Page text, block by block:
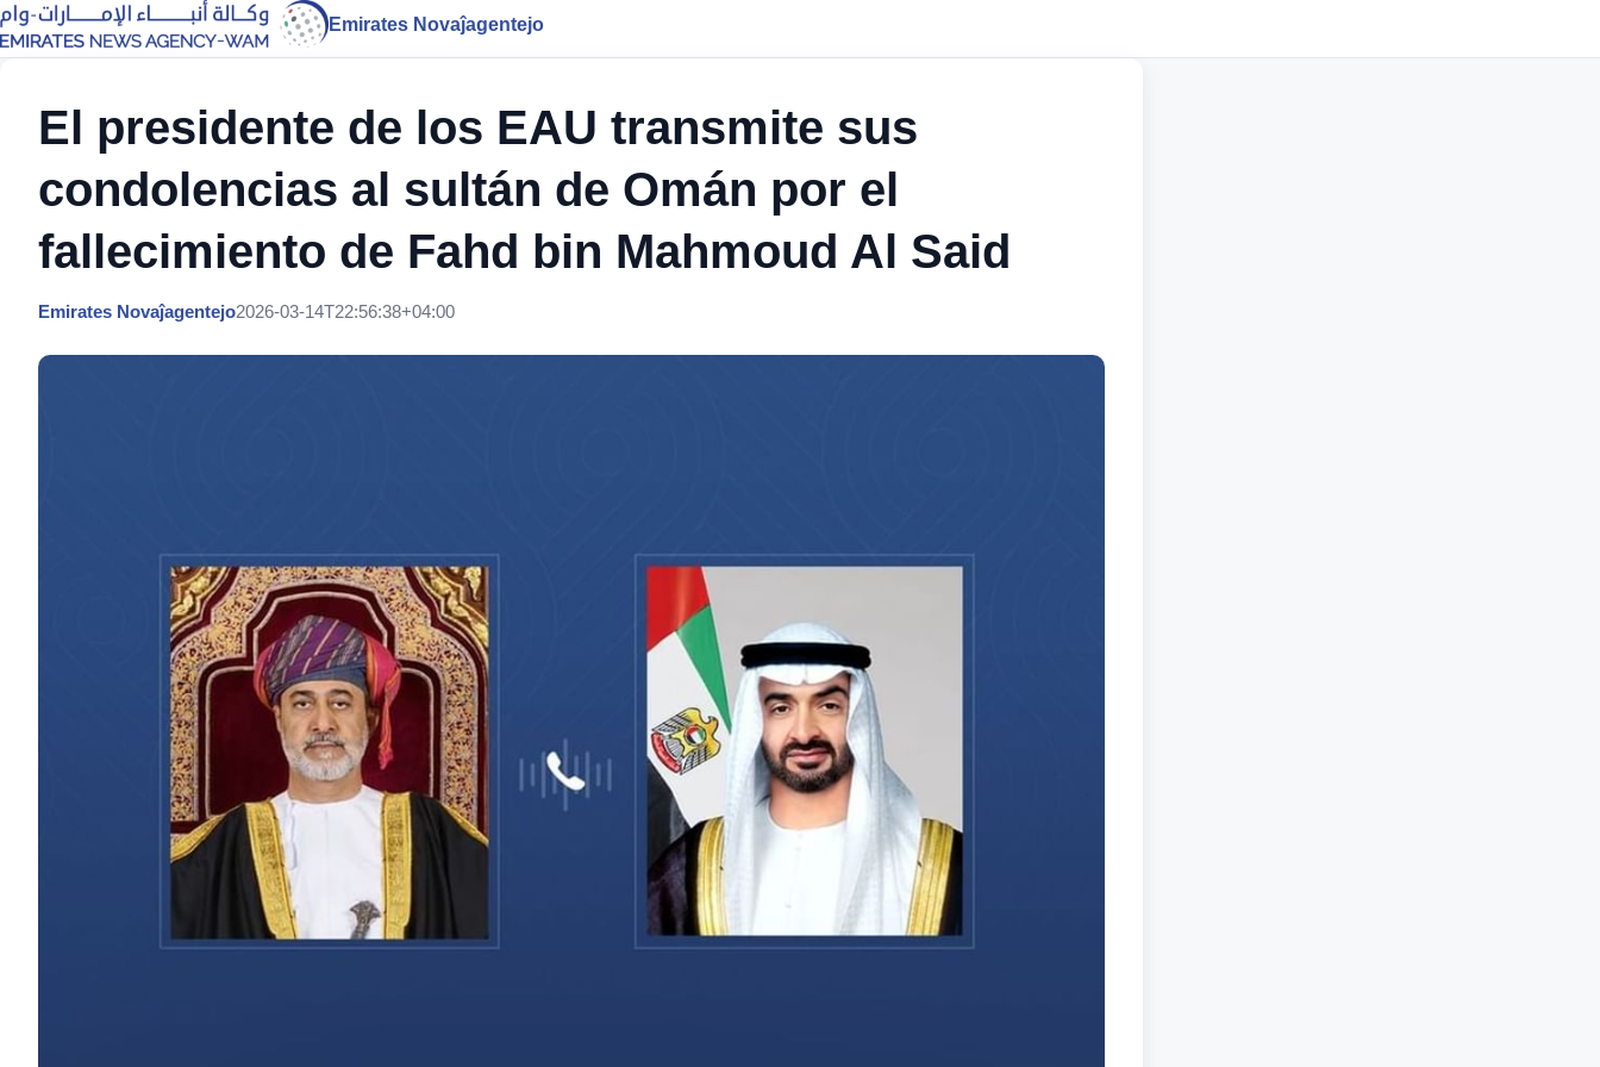
Emirates Novaĵagentejo
El presidente de los EAU transmite sus
condolencias al sultán de Omán por el
fallecimiento de Fahd bin Mahmoud Al Said
Emirates Novaĵagentejo2026-03-14T22:56:38+04:00